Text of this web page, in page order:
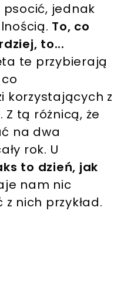
psocić, jednak
To, co
to...
te przybierają
korzystających z
tą różnicą, że
na dwa
rok. U
to dzień, jak
nam nic
nich przykład.